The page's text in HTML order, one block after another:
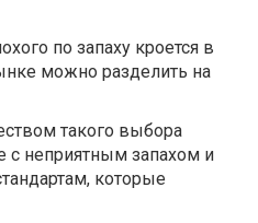
по запаху кроется в
можно разделить на
такого выбора
с неприятным запахом и
которые